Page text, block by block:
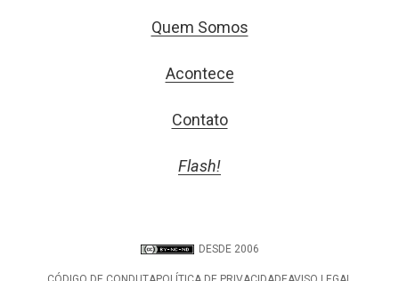
Quem Somos
Acontece
Contato
Flash!
DESDE 2006